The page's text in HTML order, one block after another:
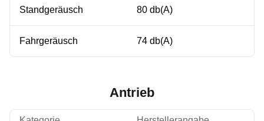
Standgeräusch 80 db(A)
Fahrgeräusch 74 db(A)
Antrieb